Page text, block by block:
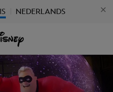
NEDERLANDS